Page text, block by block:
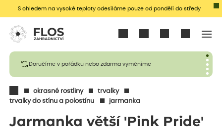
S ohledem na vysoké teploty odesíláme pouze od pondělí do středy
Doručíme v pořádku nebo zdarma vyměníme
okrasné rostliny
trvalky
trvalky do stínu a polostínu
jarmanka
Jarmanka větší 'Pink Pride'